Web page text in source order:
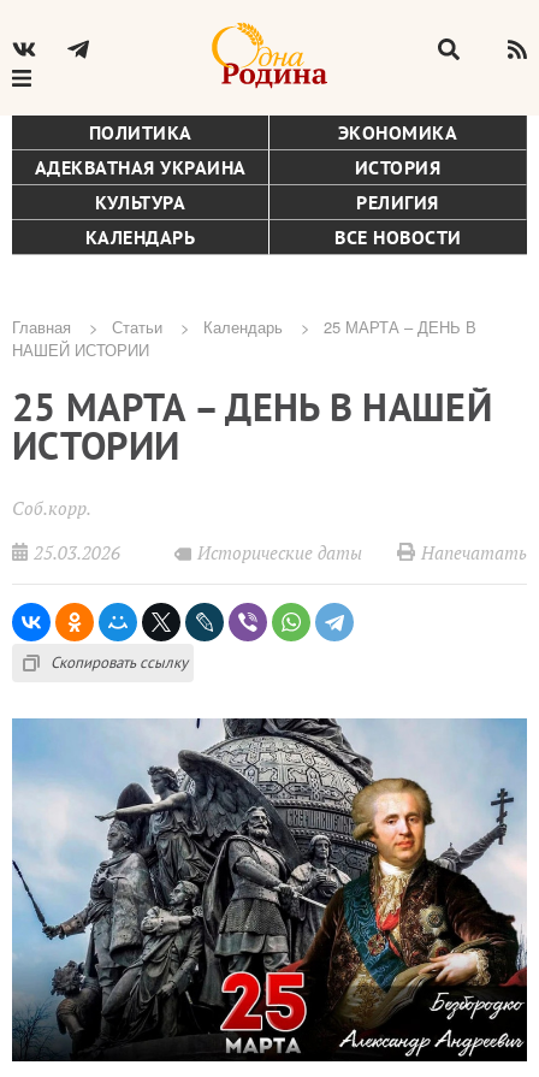
ПОЛИТИКА
ЭКОНОМИКА
АДЕКВАТНАЯ УКРАИНА
ИСТОРИЯ
КУЛЬТУРА
РЕЛИГИЯ
КАЛЕНДАРЬ
ВСЕ НОВОСТИ
Строка
навигации
Главная Статьи Календарь
25 МАРТА – ДЕНЬ В
НАШЕЙ ИСТОРИИ
25 МАРТА – ДЕНЬ В НАШЕЙ
ИСТОРИИ
Соб.корр.
25.03.2026
Исторические даты Напечатать
Скопировать ссылку